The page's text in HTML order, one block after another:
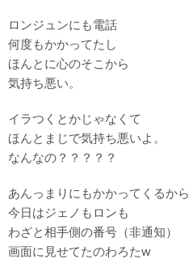
ロンジュンにも電話
何度もかかってたし
ほんとに心のそこから
気持ち悪い。
イラつくとかじゃなくて
ほんとまじで気持ち悪いよ。
なんなの？？？？？
あんっまりにもかかってくるから
今日はジェノもロンも
わざと相手側の番号（非通知）
画面に見せてたのわろたw